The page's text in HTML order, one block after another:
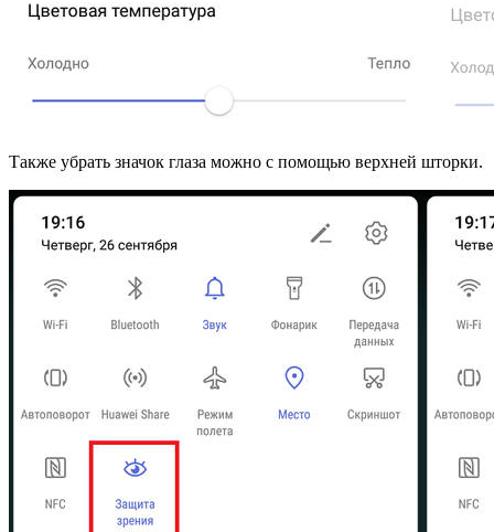
Также убрать значок глаза можно с помощью верхней шторки.